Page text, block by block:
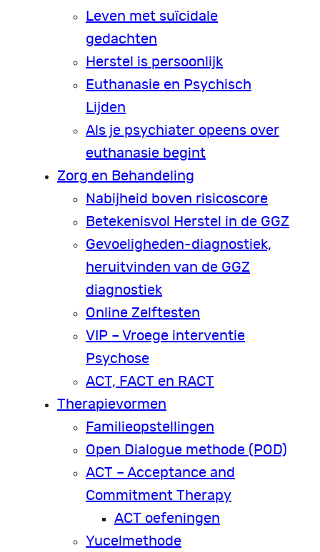
Leven met suïcidale
gedachten
Herstel is persoonlijk
Euthanasie en Psychisch
Lijden
Als je psychiater opeens over
euthanasie begint
Zorg en Behandeling
Nabijheid boven risicoscore
Betekenisvol Herstel in de GGZ
Gevoeligheden-diagnostiek,
heruitvinden van de GGZ
diagnostiek
Online Zelftesten
VIP – Vroege interventie
Psychose
ACT, FACT en RACT
Therapievormen
Familieopstellingen
Open Dialogue methode (POD)
ACT – Acceptance and
Commitment Therapy
ACT oefeningen
Yucelmethode